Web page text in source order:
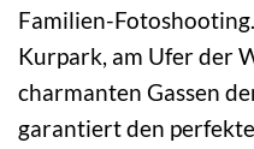
Familien-
Kurpark, am Ufer der
charmanten Gassen
garantiert den